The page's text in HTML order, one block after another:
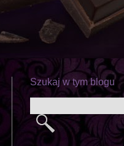
Szukaj w tym blogu